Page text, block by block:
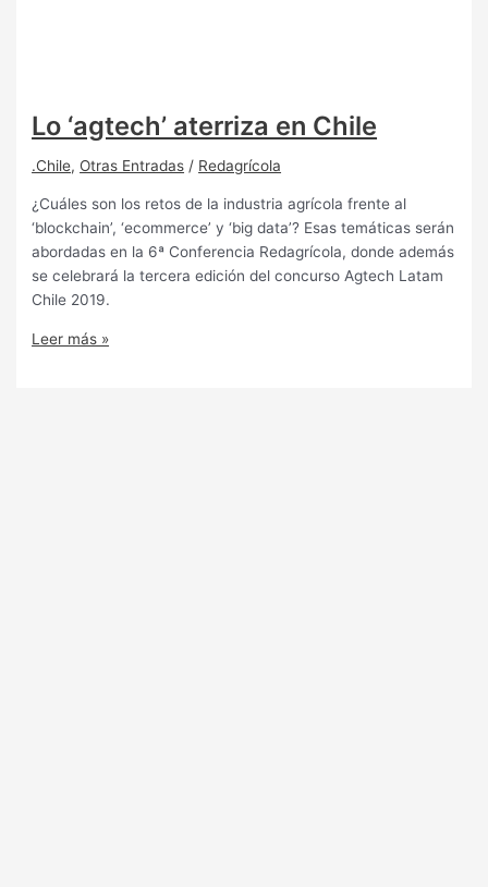
Lo ‘agtech’ aterriza en Chile
.Chile, Otras Entradas / Redagrícola
¿Cuáles son los retos de la industria agrícola frente al
‘blockchain’, ‘ecommerce’ y ‘big data’? Esas temáticas serán
abordadas en la 6ª Conferencia Redagrícola, donde además
se celebrará la tercera edición del concurso Agtech Latam
Chile 2019.
Leer más »